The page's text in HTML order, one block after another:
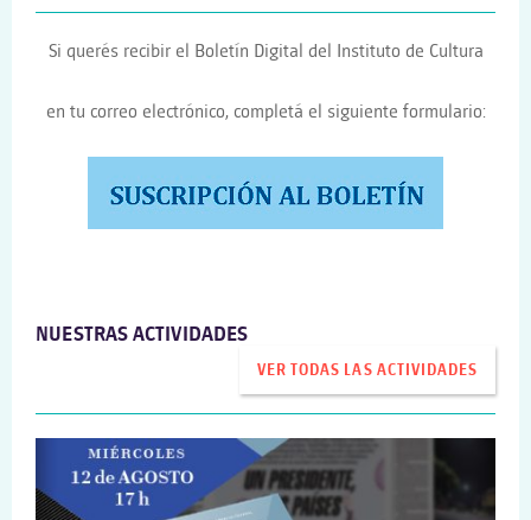
Si querés recibir el Boletín Digital del Instituto de Cultura
en tu correo electrónico, completá el siguiente formulario:
NUESTRAS ACTIVIDADES
VER TODAS LAS ACTIVIDADES